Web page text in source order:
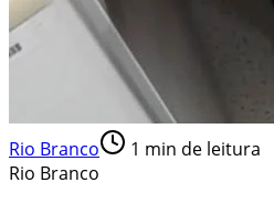
Rio Branco 1 min de leitura
Rio Branco